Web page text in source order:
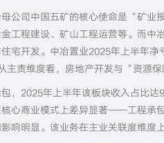
母公司中国五矿的核心使命是“矿业
工程建设、矿山工程运营等。而中
开发。中冶置业2025年上半年净
主责维度看，房地产开发与“资源
，2025年上半年该板块收入占比
心商业模式上差异显著——工程承
响明显。该业务在主业关联度维度